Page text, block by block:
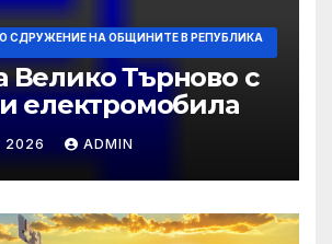
СДРУЖЕНИЕ НА ОБЩИНИТЕ В РЕПУБЛИКА
Търново с
електромобила
2026 ADMIN